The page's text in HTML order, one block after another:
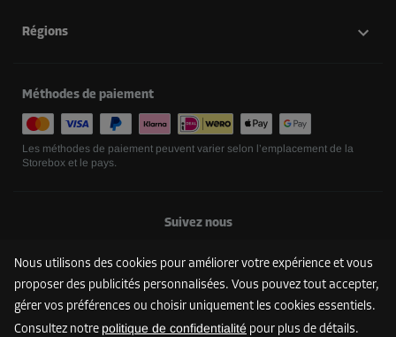
Nous utilisons des cookies pour améliorer votre expérience et vous
proposer des publicités personnalisées. Vous pouvez tout accepter,
gérer vos préférences ou choisir uniquement les cookies essentiels.
Consultez notre politique de confidentialité pour plus de détails.
Régions
Méthodes de paiement
Les méthodes de paiement peuvent varier selon l’emplacement de la
Storebox et le pays.
Suivez nous